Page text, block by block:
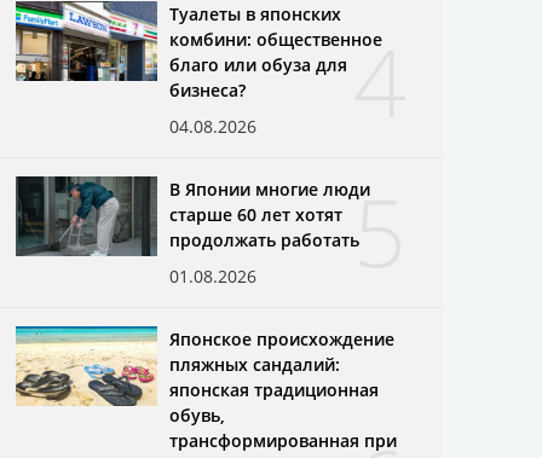
4
Туалеты в японских
комбини: общественное
благо или обуза для
бизнеса?
04.08.2026
5
В Японии многие люди
старше 60 лет хотят
продолжать работать
01.08.2026
Японское происхождение
пляжных сандалий:
японская традиционная
обувь,
трансформированная при